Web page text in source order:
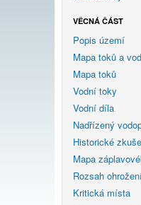
VĚCNÁ ČÁST
Popis území
Mapa toků a
Mapa toků
Vodní toky
Vodní díla
Nadřízený
Historické
Mapa
Rozsah
Kritická místa